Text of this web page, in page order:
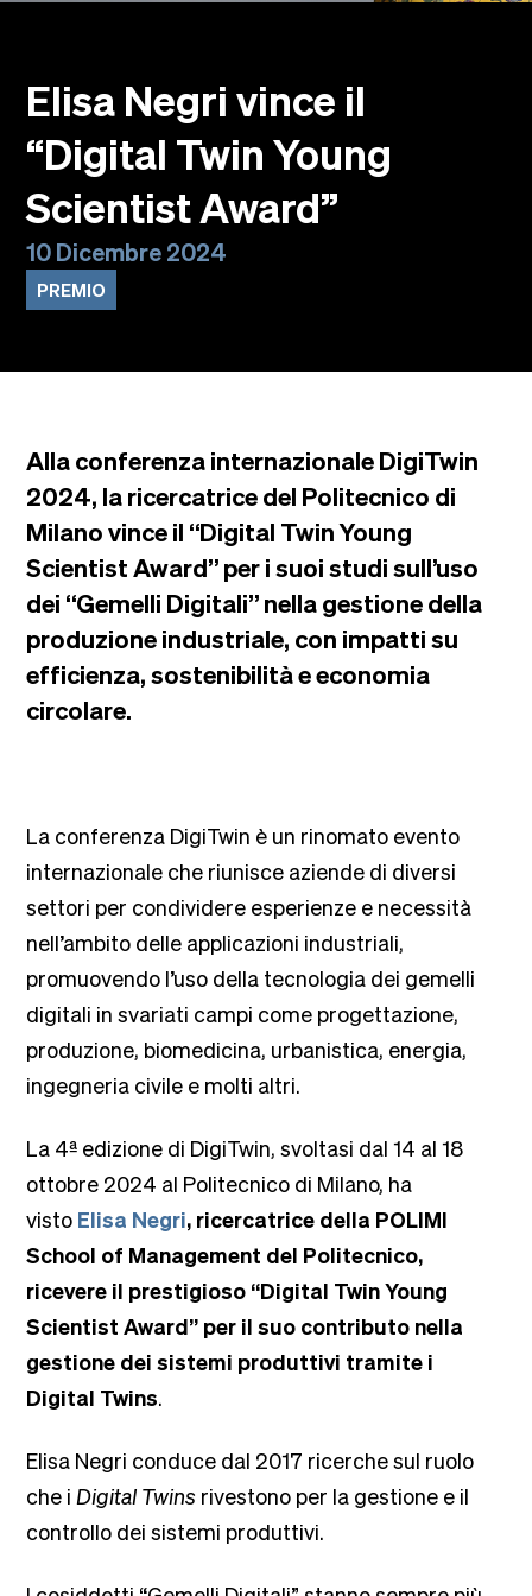
Newsletter SOMe
Highlights
Dove siamo
Italiano
English
Elisa Negri vince il
“Digital Twin Young
Scientist Award”
10 Dicembre 2024
PREMIO
Alla conferenza internazionale DigiTwin
2024, la ricercatrice del Politecnico di
Milano vince il “Digital Twin Young
Scientist Award” per i suoi studi sull’uso
dei “Gemelli Digitali” nella gestione della
produzione industriale, con impatti su
efficienza, sostenibilità e economia
circolare.
La conferenza DigiTwin è un rinomato evento
internazionale che riunisce aziende di diversi
settori per condividere esperienze e necessità
nell’ambito delle applicazioni industriali,
promuovendo l’uso della tecnologia dei gemelli
digitali in svariati campi come progettazione,
produzione, biomedicina, urbanistica, energia,
ingegneria civile e molti altri.
La 4ª edizione di DigiTwin, svoltasi dal 14 al 18
ottobre 2024 al Politecnico di Milano, ha
visto Elisa Negri, ricercatrice della POLIMI
School of Management del Politecnico,
ricevere il prestigioso “Digital Twin Young
Scientist Award” per il suo contributo nella
gestione dei sistemi produttivi tramite i
Digital Twins.
Elisa Negri conduce dal 2017 ricerche sul ruolo
che i Digital Twins rivestono per la gestione e il
controllo dei sistemi produttivi.